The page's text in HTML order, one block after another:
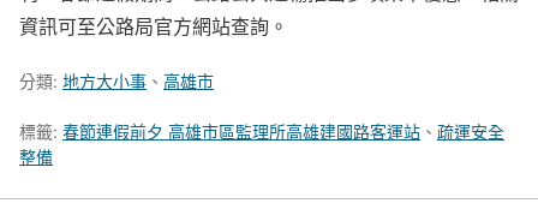
資訊可至公路局官方網站查詢。
分類: 地方大小事 、 高雄市
標籤: 春節連假前夕 高雄市區監理所高雄建國路客運站 、 疏運安全
整備